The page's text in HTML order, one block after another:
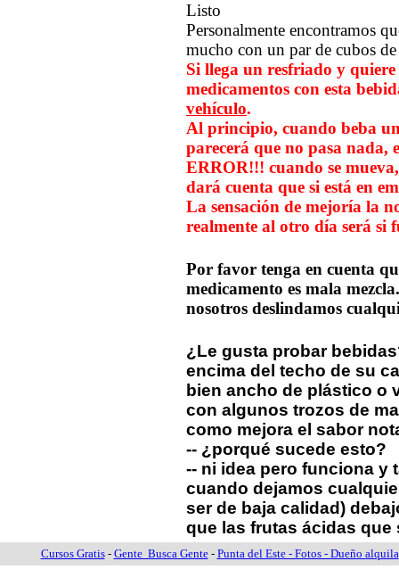
Listo
Personalmente encontramos
mucho con un par de cubos
Si llega un resfriado y
medicamentos con esta
vehículo.
Al principio, cuando beba
parecerá que no pasa nada,
ERROR!!! cuando se
dará cuenta que si está en
La sensación de mejoría la
realmente al otro día será si
Por favor tenga en cuenta
medicamento es mala
nosotros deslindamos
¿Le gusta probar
encima del techo de su
bien ancho de plástico o
con algunos trozos de
como mejora el sabor
-- ¿porqué sucede esto?
-- ni idea pero funciona y
cuando dejamos
ser de baja calidad)
que las frutas ácidas
Cursos Gratis- Gente Busca Gente- Punta del Este - Fotos - Dueño alquila